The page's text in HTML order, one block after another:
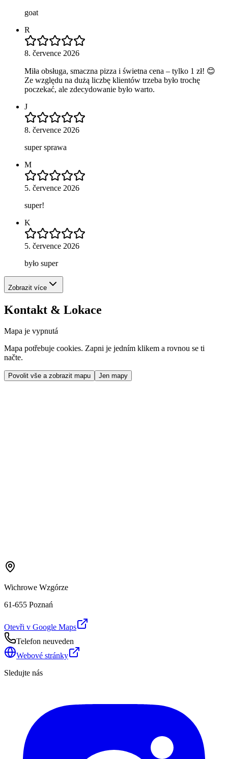
goat
R
8. července 2026
Miła obsługa, smaczna pizza i świetna cena – tylko 1 zł! 😊
Ze względu na dużą liczbę klientów trzeba było trochę
poczekać, ale zdecydowanie było warto.
J
8. července 2026
super sprawa
M
5. července 2026
super!
K
5. července 2026
było super
Zobrazit více
Kontakt & Lokace
Mapa je vypnutá
Mapa potřebuje cookies. Zapni je jedním klikem a rovnou se ti
načte.
Povolit vše a zobrazit mapu Jen mapy
Wichrowe Wzgórze
61-655 Poznań
Otevři v Google Maps
Telefon neuveden
Webové stránky
Sledujte nás